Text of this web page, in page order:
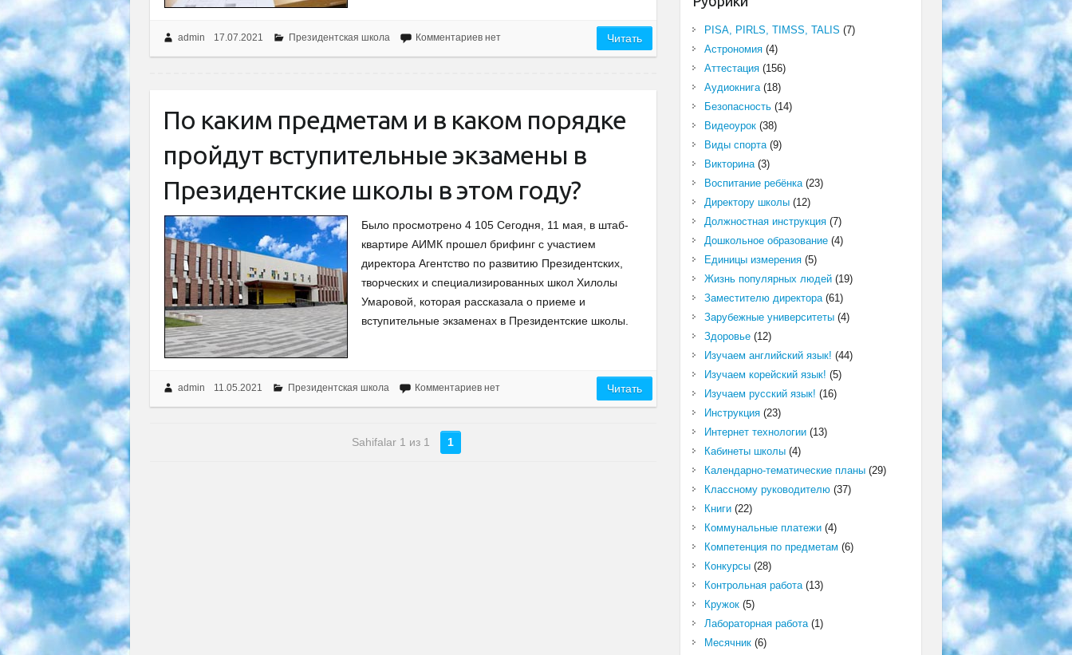
admin 17.07.2021 Президентская школа Комментариев нет Читать
По каким предметам и в каком порядке
пройдут вступительные экзамены в
Президентские школы в этом году?
Было просмотрено 4 105 Сегодня, 11 мая, в штаб-
квартире АИМК прошел брифинг с участием
директора Агентство по развитию Президентских,
творческих и специализированных школ Хилолы
Умаровой, которая рассказала о приеме и
вступительные экзаменах в Президентские школы.
admin 11.05.2021 Президентская школа Комментариев нет Читать
Sahifalar 1 из 1 1
PISA, PIRLS, TIMSS, TALIS (7)
Астрономия(4)
Аттестация(156)
Аудиокнига(18)
Безопасность(14)
Видеоурок(38)
Виды спорта(9)
Викторина(3)
Воспитание ребёнка(23)
Директору школы(12)
Должностная инструкция(7)
Дошкольное образование(4)
Единицы измерения(5)
Жизнь популярных людей(19)
Заместителю директора(61)
Зарубежные университеты(4)
Здоровье(12)
Изучаем английский язык! (44)
Изучаем корейский язык! (5)
Изучаем русский язык! (16)
Инструкция(23)
Интернет технологии(13)
Кабинеты школы(4)
Календарно-тематические планы(29)
Классному руководителю(37)
Книги(22)
Коммунальные платежи(4)
Компетенция по предметам (6)
Конкурсы(28)
Контрольная работа(13)
Кружок(5)
Лабораторная работа(1)
Месячник(6)